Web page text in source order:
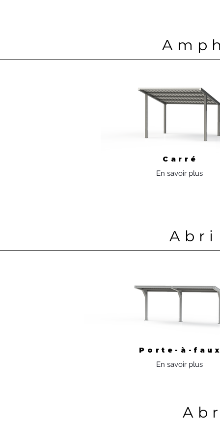
Carré
En savoir plus
Porte-à-
En savoir plus